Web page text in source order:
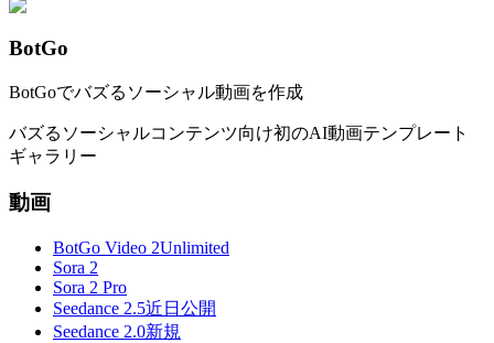
BotGo
BotGoでバズるソーシャル動画を作成
バズるソーシャルコンテンツ向け初のAI動画テンプレート
ギャラリー
動画
BotGo Video 2Unlimited
Sora 2
Sora 2 Pro
Seedance 2.5近日公開
Seedance 2.0新規